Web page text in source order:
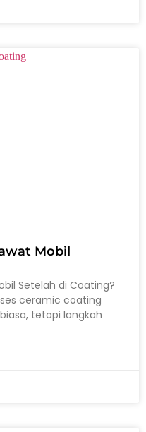
Mobil
Setelah di Coating?
ceramic coating
tetapi langkah